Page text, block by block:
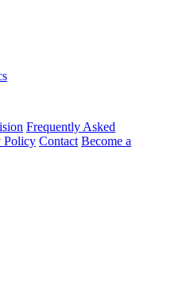
Frequently Asked
Policy Contact Become a